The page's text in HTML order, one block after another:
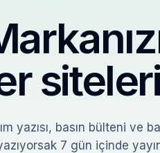
yazısı, basın bülteni ve
7 gün içinde